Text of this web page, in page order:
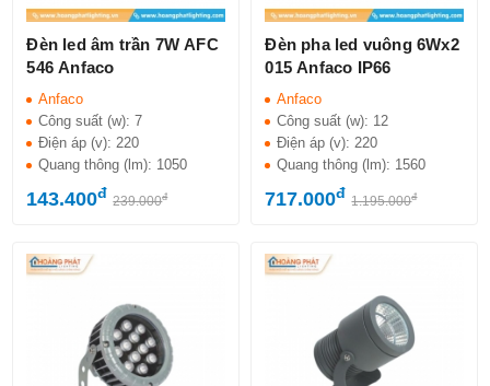
Đèn led âm trần 7W AFC
546 Anfaco
Anfaco
Công suất (w):7
Điện áp (v): 220
Quang thông (lm): 1050
143.400đ 239.000đ
Đèn pha led vuông 6Wx2
015 Anfaco IP66
Anfaco
Công suất (w): 12
Điện áp (v): 220
Quang thông (lm): 1560
717.000đ 1.195.000đ